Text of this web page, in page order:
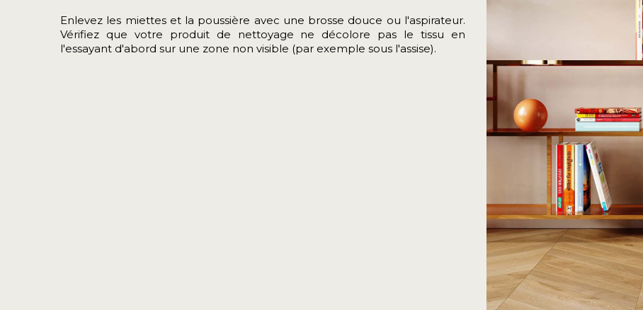
Enlevez les miettes et la poussière avec une brosse douce ou l'aspirateur.
Vérifiez que votre produit de nettoyage ne décolore pas le tissu en
l'essayant d'abord sur une zone non visible (par exemple sous l'assise).